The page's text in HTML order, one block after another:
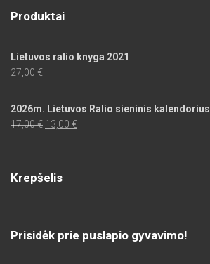
Produktai
Lietuvos ralio knyga 2021
27,00 €
2026m. Lietuvos Ralio sieninis kalendorius
17,00€ Original
13,00 €Current
Krepšelis
Prisidėk prie puslapio gyvavimo!